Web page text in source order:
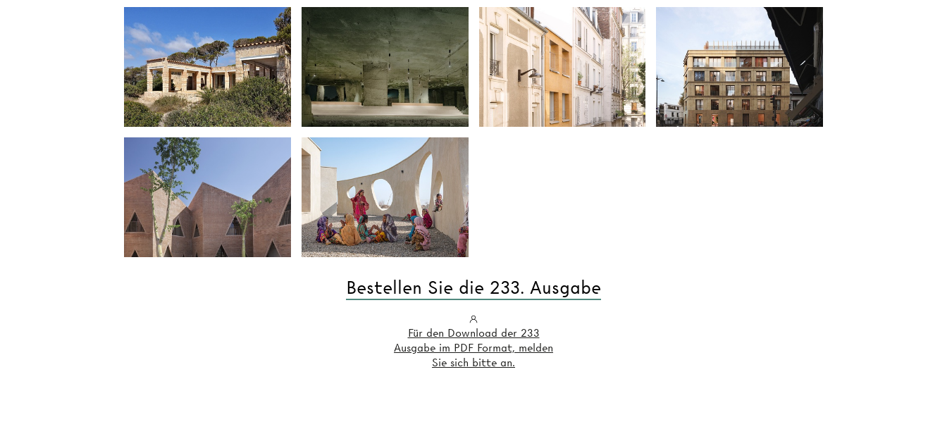
Bestellen Sie die 233. Ausgabe
Für den Download der 233
Ausgabe im PDF Format, melden
Sie sich bitte an.